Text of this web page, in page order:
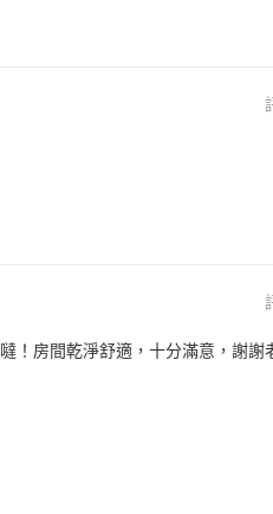
！房間乾淨舒適，十分滿意，謝謝